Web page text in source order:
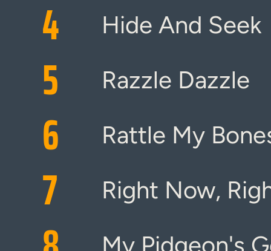
4 Hide And Seek
5 Razzle Dazzle
6 Rattle My
7 Right Now,
My Pidgeon's